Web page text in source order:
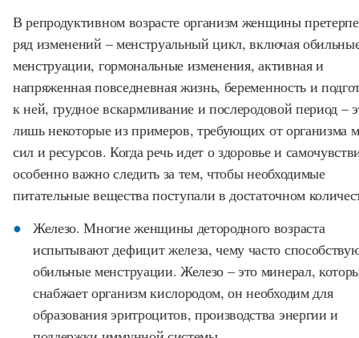
В репродуктивном возрасте организм женщины
ряд изменений – менструальный цикл, включая
менструации, гормональные изменения, активная и
напряженная повседневная жизнь, беременность и
к ней, грудное вскармливание и послеродовой период –
лишь некоторые из примеров, требующих от организма
сил и ресурсов. Когда речь идет о здоровье и
особенно важно следить за тем, чтобы необходимые
питательные вещества поступали в достаточном
Железо. Многие женщины детородного возраста
испытывают дефицит железа, чему часто
обильные менструации. Железо – это минерал,
снабжает организм кислородом, он необходим для
образования эритроцитов, производства энергии и